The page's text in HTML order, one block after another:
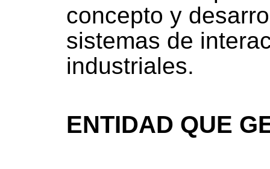
concepto y
sistemas de
industriales.
ENTIDAD QUE